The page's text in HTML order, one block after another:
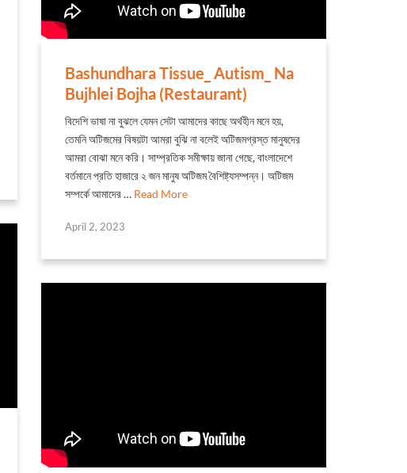
Bashundhara Tissue_ Autism_ Na
Bujhlei Bojha (Restaurant)
বিদেশি ভাষা না বুঝলে যেমন সেটা আমাদের কাছে অর্থহীন মনে হয়,
তেমনি অটিজমের বিষয়টা আমরা বুঝি না বলেই অটিজমগ্রস্ত মানুষদের
আমরা বোঝা মনে করি। সাম্প্রতিক সমীক্ষায় জানা গেছে, বাংলাদেশে
বর্তমানে প্রতি হাজারে ২ জন মানুষ অটিজম বৈশিষ্ট্যসম্পন্ন। অটিজম
সম্পর্কে আমাদের … Read More
April 2, 2023